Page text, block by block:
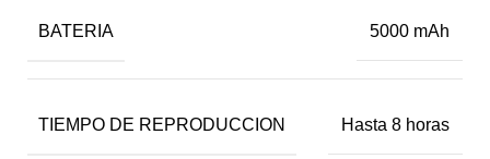
BATERIA 5000 mAh
TIEMPO DE REPRODUCCION Hasta 8 horas